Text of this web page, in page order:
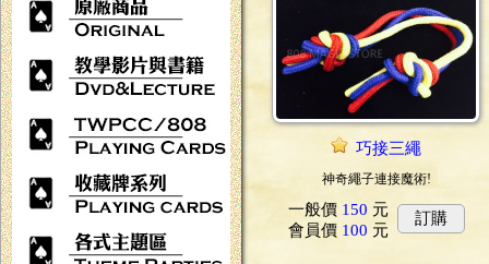
巧接三繩
神奇繩子連接魔術!
一般價 150 元
會員價 100 元
訂購